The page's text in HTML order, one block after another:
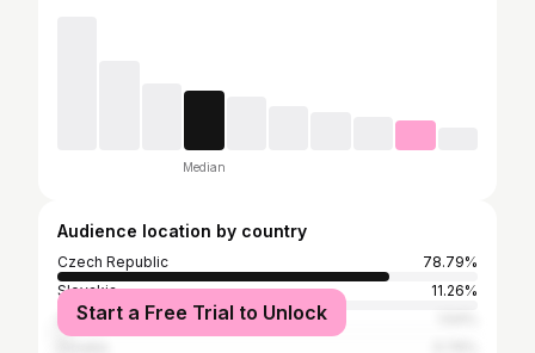
Median
Audience location by country
Czech Republic
78.79%
Slovakia
11.26%
United States
Start a Free Trial to Unlock